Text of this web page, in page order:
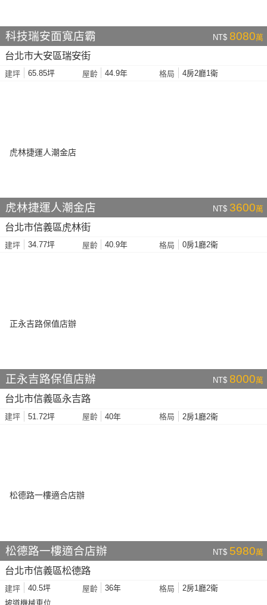
科技瑞安面寬店霸 NT$ 8080萬
台北市大安區瑞安街
建坪 65.85坪 屋齡 44.9年 格局 4房2廳1衛
虎林捷運人潮金店 NT$ 3600萬
台北市信義區虎林街
建坪 34.77坪 屋齡 40.9年 格局 0房1廳2衛
正永吉路保值店辦 NT$ 8000萬
台北市信義區永吉路
建坪 51.72坪 屋齡 40年 格局 2房1廳2衛
松德路一樓適合店辦 NT$ 5980萬
台北市信義區松德路
建坪 40.5坪 屋齡 36年 格局
2房1廳2衛
坡道機械車位